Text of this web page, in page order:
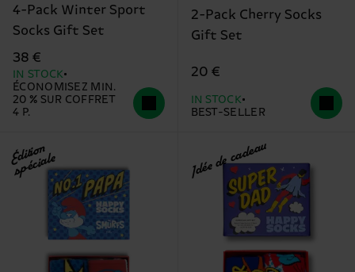
4-Pack Winter Sport
Socks Gift Set
38 €
IN STOCK
ÉCONOMISEZ MIN.
20 % SUR COFFRET
4 P.
2-Pack Cherry Socks
Gift Set
20 €
IN STOCK
BEST-SELLER
Édition
spéciale Idée de cadeau